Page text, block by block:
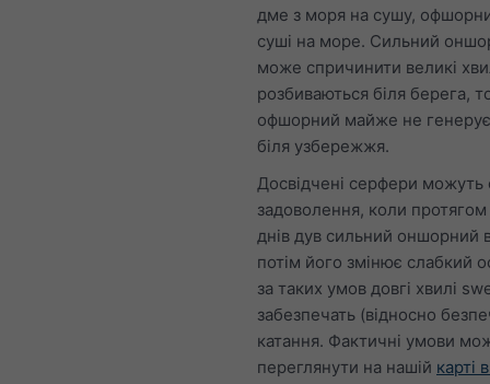
дме з моря на сушу,
суші на море. Сильний
може спричинити великі
розбиваються біля берега,
офшорний майже не
біля узбережжя.
Досвідчені серфери можуть
задоволення, коли протягом
днів дув сильний оншорний
потім його змінює слабкий
за таких умов довгі хвилі
забезпечать (відносно
катання. Фактичні умови
переглянути на нашій карті